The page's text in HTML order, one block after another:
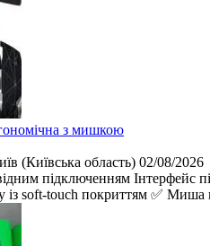
з мишкою
(Київська область) 02/08/2026
підключенням Інтерфейс
soft-touch покриттям ✅ Миша